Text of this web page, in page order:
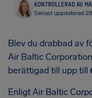
KONTROLLERAD AV
Senast uppdaterad
Blev du drabbad av
Air Baltic
berättigad till upp till
Enligt Air Baltic